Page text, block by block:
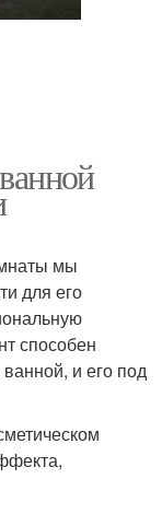
мы
для его
способен
и его под